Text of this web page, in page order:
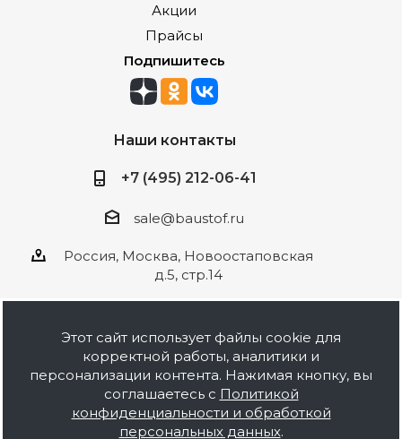
Акции
Прайсы
Подпишитесь
Наши контакты
+7 (495) 212-06-41
sale@baustof.ru
Россия, Москва, Новоостаповская
д.5, стр.14
2026 © ООО Баустов. Собственное
производство лакокрасочной продукции,
оптовая и розничная продажа строительных
материалов, комплектация объектов под ключ.
Этот сайт использует файлы cookie для
корректной работы, аналитики и
персонализации контента. Нажимая кнопку, вы
соглашаетесь с Политикой
конфиденциальности и обработкой
персональных данных.